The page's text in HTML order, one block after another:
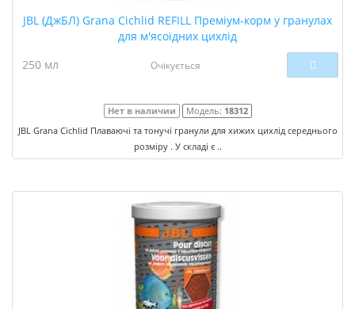
JBL (ДжБЛ) Grana Cichlid REFILL Преміум-корм у гранулах
для м'ясоїдних цихлід
250 мл
Очікується
Нет в наличии Модель: 18312
JBL Grana Cichlid Плаваючі та тонучі гранули для хижих цихлід середнього
розміру . У складі є ..